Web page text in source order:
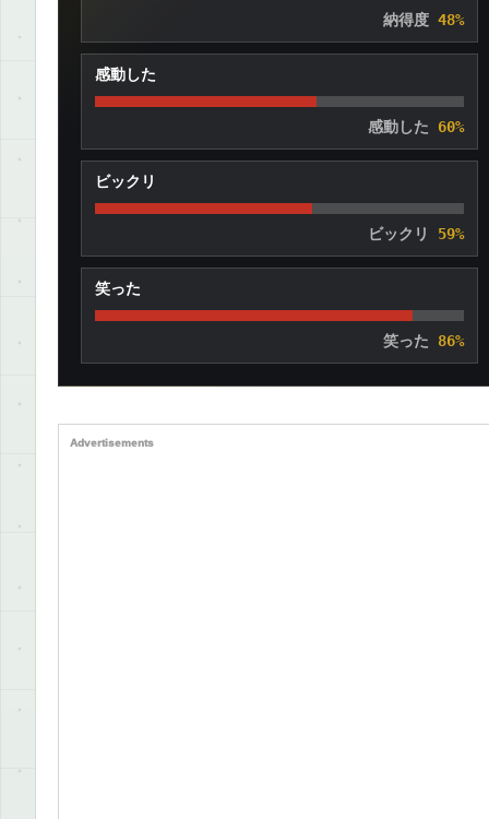
納得度 48%
感動した
感動した 60%
ビックリ
ビックリ 59%
笑った
笑った 86%
Advertisements